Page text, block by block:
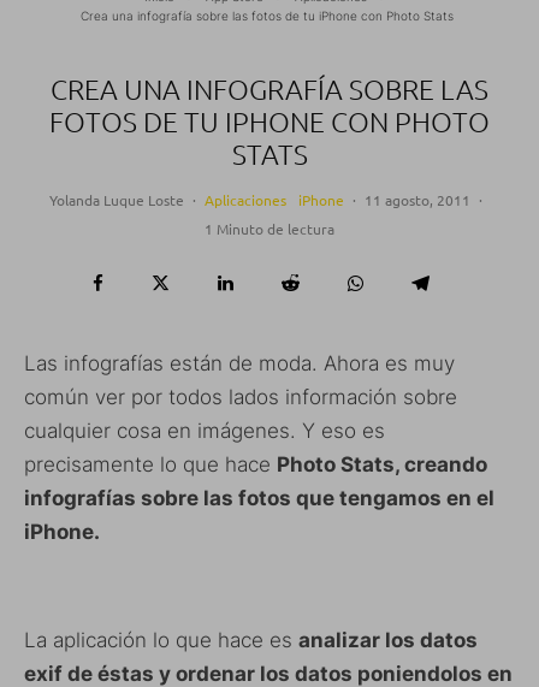
Crea una infografía sobre las fotos de tu iPhone con Photo Stats
CREA UNA INFOGRAFÍA SOBRE LAS
FOTOS DE TU IPHONE CON PHOTO
STATS
Yolanda Luque Loste · Aplicaciones iPhone · 11 agosto, 2011
·
1 Minuto de lectura
Las infografías están de moda. Ahora es muy
común ver por todos lados información sobre
cualquier cosa en imágenes. Y eso es
precisamente lo que hace Photo Stats, creando
infografías sobre las fotos que tengamos en el
iPhone.
La aplicación lo que hace es analizar los datos
exif de éstas y ordenar los datos poniendolos en